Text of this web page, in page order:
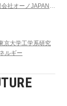
会社オーノJAPAN
京大学工学系研究
ルギー